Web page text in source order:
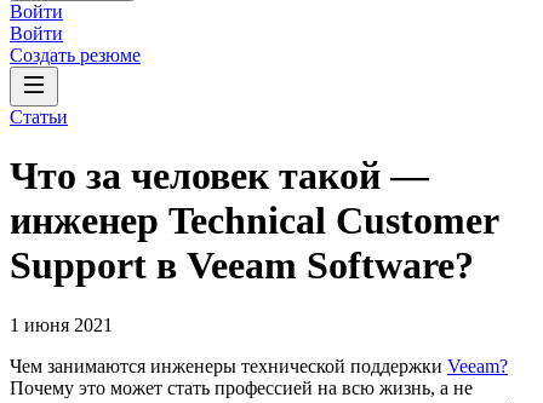
Войти
Войти
Создать резюме
Статьи
Что за человек такой —
инженер Technical Customer
Support в Veeam Software?
1 июня 2021
Чем занимаются инженеры технической поддержки Veeam?
Почему это может стать профессией на всю жизнь, а не